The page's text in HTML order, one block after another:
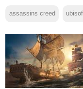
assassins creed